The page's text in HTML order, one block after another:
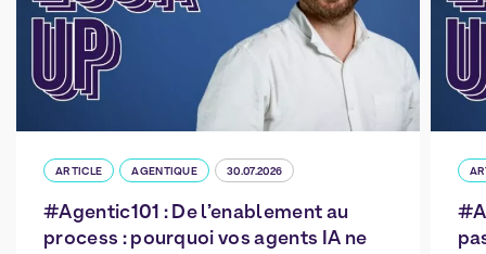
ARTICLE AGENTIQUE 30.07.2026
#Agentic101 : De l’enablement au
process : pourquoi vos agents IA ne